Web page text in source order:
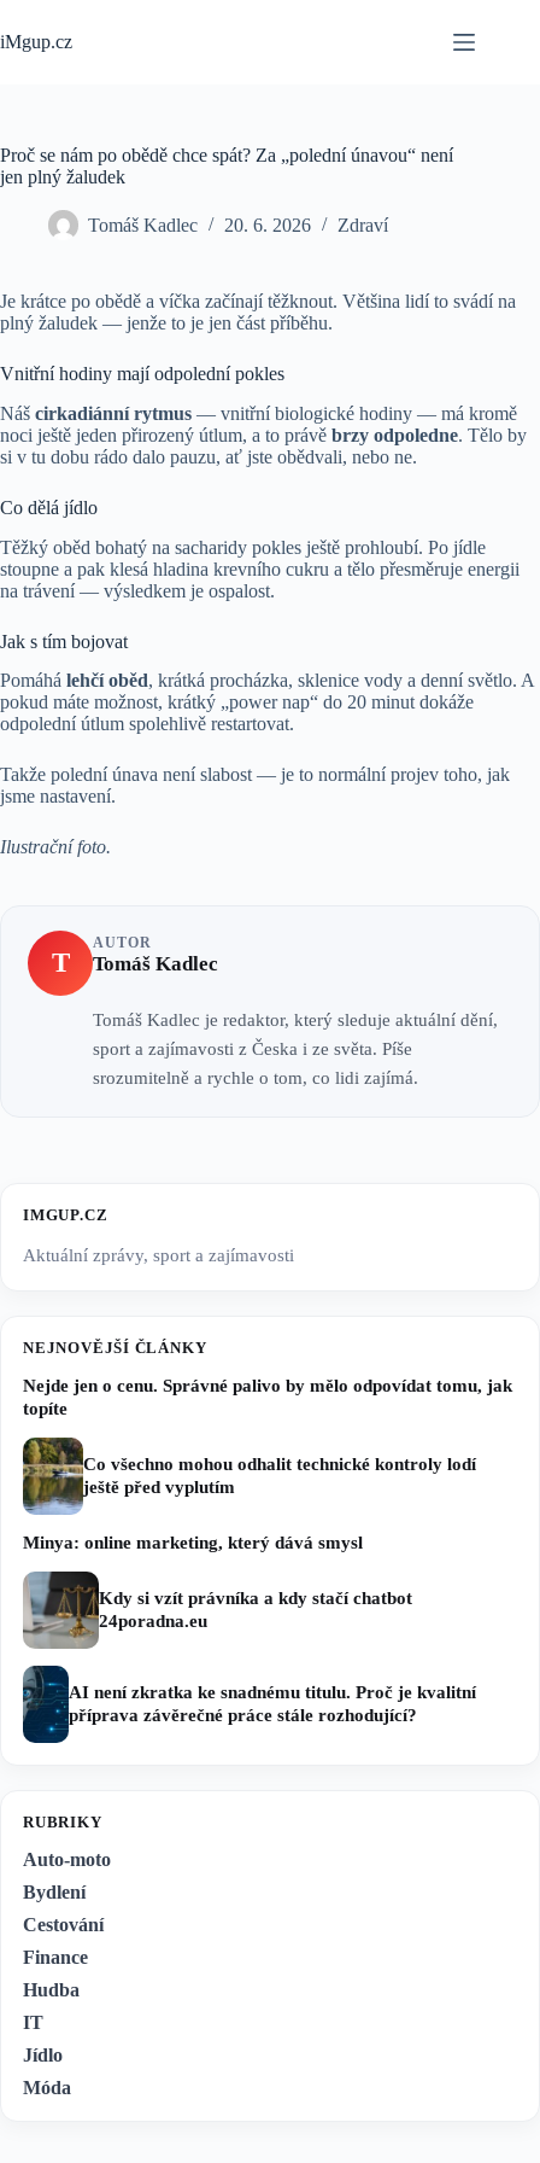
to
content
iMgup.cz
Proč se nám po obědě chce spát? Za „polední únavou“ není
jen plný žaludek
Tomáš Kadlec 20. 6. 2026 Zdraví
Je krátce po obědě a víčka začínají těžknout. Většina lidí to svádí na
plný žaludek — jenže to je jen část příběhu.
Vnitřní hodiny mají odpolední pokles
Náš cirkadiánní rytmus — vnitřní biologické hodiny — má kromě
noci ještě jeden přirozený útlum, a to právě brzy odpoledne. Tělo by
si v tu dobu rádo dalo pauzu, ať jste obědvali, nebo ne.
Co dělá jídlo
Těžký oběd bohatý na sacharidy pokles ještě prohloubí. Po jídle
stoupne a pak klesá hladina krevního cukru a tělo přesměruje energii
na trávení — výsledkem je ospalost.
Jak s tím bojovat
Pomáhá lehčí oběd, krátká procházka, sklenice vody a denní světlo. A
pokud máte možnost, krátký „power nap“ do 20 minut dokáže
odpolední útlum spolehlivě restartovat.
Takže polední únava není slabost — je to normální projev toho, jak
jsme nastavení.
Ilustrační foto.
T
AUTOR
Tomáš Kadlec
Tomáš Kadlec je redaktor, který sleduje aktuální dění,
sport a zajímavosti z Česka i ze světa. Píše
srozumitelně a rychle o tom, co lidi zajímá.
IMGUP.CZ
Aktuální zprávy, sport a zajímavosti
NEJNOVĚJŠÍ ČLÁNKY
Nejde jen o cenu. Správné palivo by mělo odpovídat tomu, jak
topíte
Co všechno mohou odhalit technické kontroly lodí
ještě před vyplutím
Minya: online marketing, který dává smysl
Kdy si vzít právníka a kdy stačí chatbot
24poradna.eu
AI není zkratka ke snadnému titulu. Proč je kvalitní
příprava závěrečné práce stále rozhodující?
RUBRIKY
Auto-moto
Bydlení
Cestování
Finance
Hudba
IT
Jídlo
Móda